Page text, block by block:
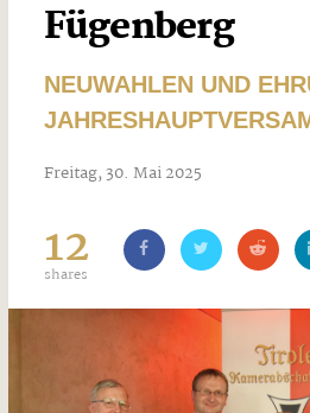
Fügenberg
NEUWAHLEN UND
Freitag, 30. Mai 2025
12
shares